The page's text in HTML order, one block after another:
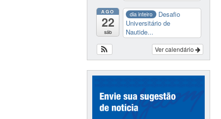
AGO
22
sáb
dia inteiro
Desafio
Universitário de
Nautide...
Ver calendário